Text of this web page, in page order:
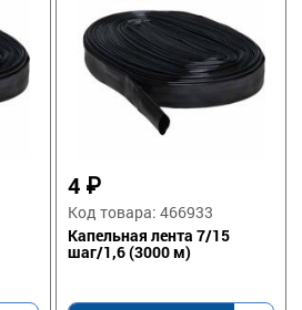
4 ₽
Код товара: 466933
Капельная лента 7/15
шаг/1,6 (3000 м)